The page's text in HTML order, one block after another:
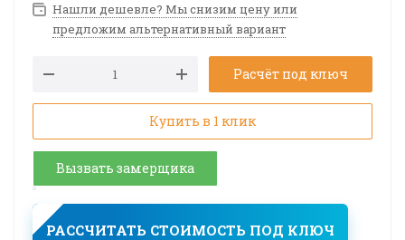
Нашли дешевле? Мы снизим цену или
предложим альтернативный вариант
Расчёт под ключ
Купить в 1 клик
Вызвать замерщика
РАССЧИТАТЬ СТОИМОСТЬ ПОД КЛЮЧ